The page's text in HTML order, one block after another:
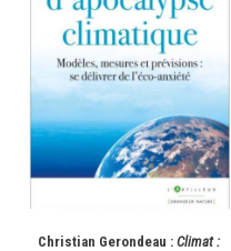
Christian Gerondeau : Climat :